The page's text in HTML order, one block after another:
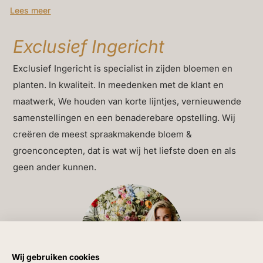
Ben beige washed
H55
Breng balans en stijl naar je terras of tuin metgrote luxe
buitenpotten in beige tinten. De zachte, neutrale kleur
zorgt voor een rustige basis en laat groen en bloei
prachtig tot hun recht komen. Dé toevoeging voor in
jouw tuin is deze Grote bloempot outdoor plantenbak
Ben beige washed H55.
Deze potten zijn meer dan functioneel – ze geven
ruimte aan planten én aan uitstraling. Gemaakt van
hoogwaardige materialen, bestand tegen weer en tijd. Of
mix: beige buitenpotten voegen rust en klasse toe aan
Lees meer
Exclusief Ingericht
Exclusief Ingericht is specialist in zijden bloemen en
planten. In kwaliteit. In meedenken met de klant en
maatwerk, We houden van korte lijntjes, vernieuwende
samenstellingen en een benaderebare opstelling. Wij
creëren de meest spraakmakende bloem &
groenconcepten, dat is wat wij het liefste doen en als
geen ander kunnen.
Wij gebruiken cookies